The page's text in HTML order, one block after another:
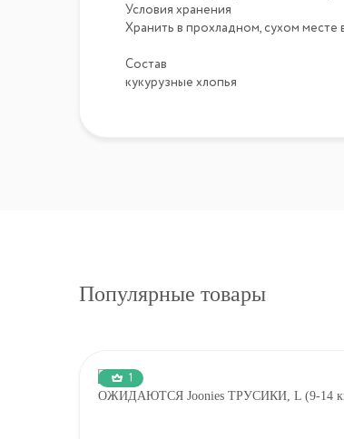
Условия хранения
Хранить в прохладном, сухом месте
Состав
кукурузные хлопья
Популярные товары
1
ОЖИДАЮТСЯ Joonies ТРУСИКИ, L (9-14